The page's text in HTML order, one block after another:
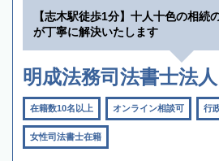
【志木駅徒歩1分】十人十色の相続
が丁寧に解決いたします
明成法務司法書士法
在籍数10名以上 オンライン相談可 行
女性司法書士在籍